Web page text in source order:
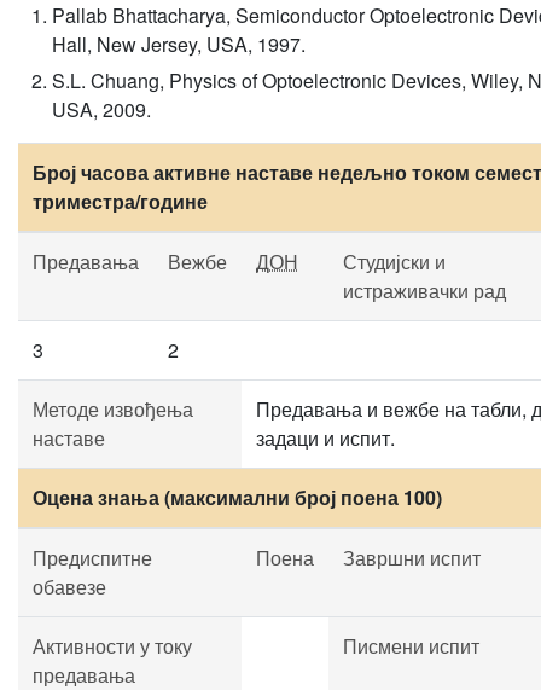
Pallab Bhattacharya, Semiconductor Optoelectronic
Hall, New Jersey, USA, 1997.
S.L. Chuang, Physics of Optoelectronic Devices, Wiley,
USA, 2009.
Број часова активне наставе недељно током
триместра/године
Предавања Вежбе ДОН
Студијски и
истраживачки рад
3 2
Методе извођења
наставе
Предавања и вежбе на табли,
задаци и испит.
Оцена знања (максимални број поена 100)
Предиспитне
обавезе
Поена Завршни испит
Активности у току
предавања
Писмени испит